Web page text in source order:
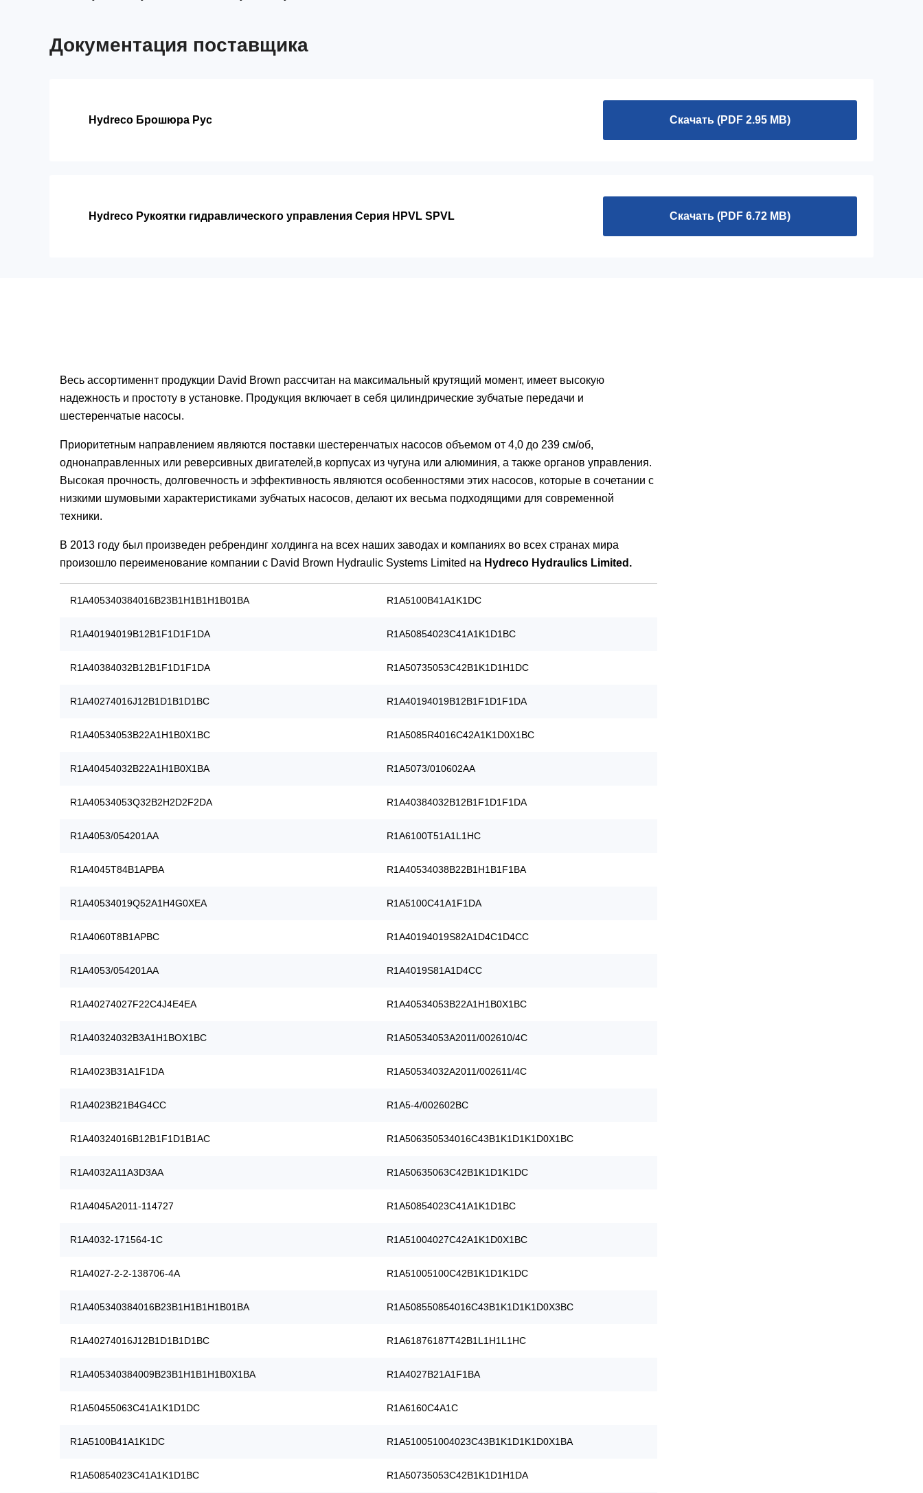
Документация поставщика
Hydreco Брошюра Рус Скачать (PDF 2.95 MB)
Hydreco Рукоятки гидравлического управления Серия HPVL SPVL Скачать (PDF 6.72 MB)
Весь ассортименнт продукции David Brown рассчитан на максимальный крутящий момент, имеет высокую
надежность и простоту в установке. Продукция включает в себя цилиндрические зубчатые передачи и
шестеренчатые насосы.
Приоритетным направлением являются поставки шестеренчатых насосов объемом от 4,0 до 239 см/об,
однонаправленных или реверсивных двигателей,в корпусах из чугуна или алюминия, а также органов управления.
Высокая прочность, долговечность и эффективность являются особенностями этих насосов, которые в сочетании с
низкими шумовыми характеристиками зубчатых насосов, делают их весьма подходящими для современной
техники.
В 2013 году был произведен ребрендинг холдинга на всех наших заводах и компаниях во всех странах мира
произошло переименование компании с David Brown Hydraulic Systems Limited на Hydreco Hydraulics Limited.
R1A405340384016B23B1H1B1H1B01BA R1A5100B41A1K1DC
R1A40194019B12B1F1D1F1DA R1A50854023C41A1K1D1BC
R1A40384032B12B1F1D1F1DA R1A50735053C42B1K1D1H1DC
R1A40274016J12B1D1B1D1BC R1A40194019B12B1F1D1F1DA
R1A40534053B22A1H1B0X1BC R1A5085R4016C42A1K1D0X1BC
R1A40454032B22A1H1B0X1BA R1A5073/010602AA
R1A40534053Q32B2H2D2F2DA R1A40384032B12B1F1D1F1DA
R1A4053/054201AA R1A6100T51A1L1HC
R1A4045T84B1APBA R1A40534038B22B1H1B1F1BA
R1A40534019Q52A1H4G0XEA R1A5100C41A1F1DA
R1A4060T8B1APBC R1A40194019S82A1D4C1D4CC
R1A4053/054201AA R1A4019S81A1D4CC
R1A40274027F22C4J4E4EA R1A40534053B22A1H1B0X1BC
R1A40324032B3A1H1BOX1BC R1A50534053A2011/002610/4C
R1A4023B31A1F1DA R1A50534032A2011/002611/4C
R1A4023B21B4G4CC R1A5-4/002602BC
R1A40324016B12B1F1D1B1AC R1A506350534016C43B1K1D1K1D0X1BC
R1A4032A11A3D3AA R1A50635063C42B1K1D1K1DC
R1A4045A2011-114727 R1A50854023C41A1K1D1BC
R1A4032-171564-1C R1A51004027C42A1K1D0X1BC
R1A4027-2-2-138706-4A R1A51005100C42B1K1D1K1DC
R1A405340384016B23B1H1B1H1B01BA R1A508550854016C43B1K1D1K1D0X3BC
R1A40274016J12B1D1B1D1BC R1A61876187T42B1L1H1L1HC
R1A405340384009B23B1H1B1H1B0X1BA R1A4027B21A1F1BA
R1A50455063C41A1K1D1DC R1A6160C4A1C
R1A5100B41A1K1DC R1A510051004023C43B1K1D1K1D0X1BA
R1A50854023C41A1K1D1BC R1A50735053C42B1K1D1H1DA